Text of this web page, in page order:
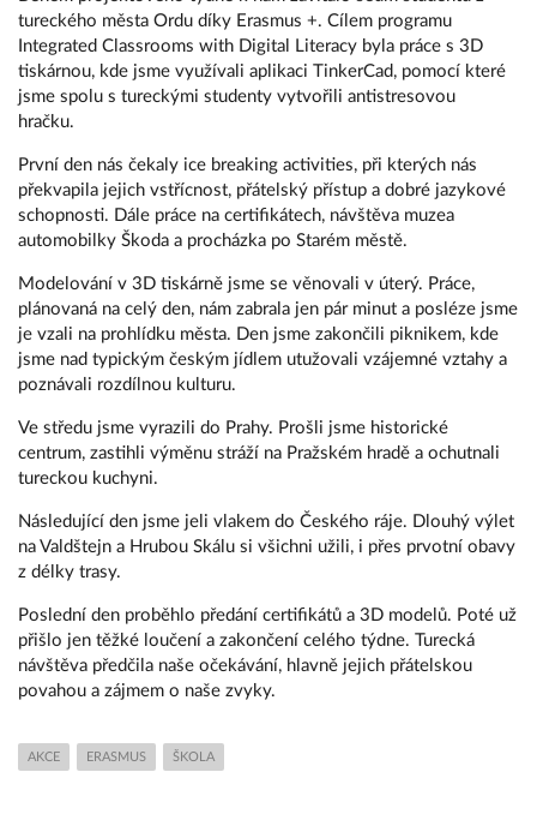
tureckého města Ordu díky Erasmus +. Cílem programu
Integrated Classrooms with Digital Literacy byla práce s 3D
tiskárnou, kde jsme využívali aplikaci TinkerCad, pomocí které
jsme spolu s tureckými studenty vytvořili antistresovou
hračku.
První den nás čekaly ice breaking activities, při kterých nás
překvapila jejich vstřícnost, přátelský přístup a dobré jazykové
schopnosti. Dále práce na certifikátech, návštěva muzea
automobilky Škoda a procházka po Starém městě.
Modelování v 3D tiskárně jsme se věnovali v úterý. Práce,
plánovaná na celý den, nám zabrala jen pár minut a posléze jsme
je vzali na prohlídku města. Den jsme zakončili piknikem, kde
jsme nad typickým českým jídlem utužovali vzájemné vztahy a
poznávali rozdílnou kulturu.
Ve středu jsme vyrazili do Prahy. Prošli jsme historické
centrum, zastihli výměnu stráží na Pražském hradě a ochutnali
tureckou kuchyni.
Následující den jsme jeli vlakem do Českého ráje. Dlouhý výlet
na Valdštejn a Hrubou Skálu si všichni užili, i přes prvotní obavy
z délky trasy.
Poslední den proběhlo předání certifikátů a 3D modelů. Poté už
přišlo jen těžké loučení a zakončení celého týdne. Turecká
návštěva předčila naše očekávání, hlavně jejich přátelskou
povahou a zájmem o naše zvyky.
AKCE ERASMUS ŠKOLA